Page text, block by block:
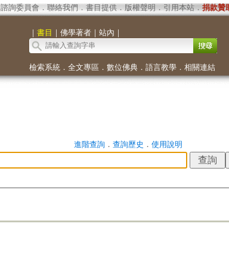
諮詢委員會． 聯絡我們 ． 書目提供． 版權聲明 ． 引用本站． 捐款贊
｜ 書目 ｜ 佛學著者｜ 站內 ｜
檢索系統． 全文專區 ． 數位佛典． 語言教學． 相關連結
進階查詢． 查詢歷史 ． 使用說明